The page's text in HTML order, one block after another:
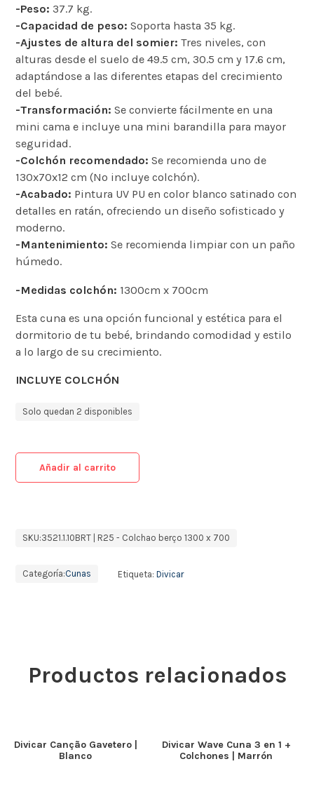
-Peso: 37.7 kg.​
-Capacidad de peso: Soporta hasta 35 kg.​
-Ajustes de altura del somier: Tres niveles, con
alturas desde el suelo de 49.5 cm, 30.5 cm y 17.6 cm,
adaptándose a las diferentes etapas del crecimiento
del bebé.​
-Transformación: Se convierte fácilmente en una
mini cama e incluye una mini barandilla para mayor
seguridad.​
-Colchón recomendado: Se recomienda uno de
130x70x12 cm (No incluye colchón).​
-Acabado: Pintura UV PU en color blanco satinado con
detalles en ratán, ofreciendo un diseño sofisticado y
moderno.​
-Mantenimiento: Se recomienda limpiar con un paño
húmedo.​
-Medidas colchón: 1300cm x 700cm
Esta cuna es una opción funcional y estética para el
dormitorio de tu bebé, brindando comodidad y estilo
a lo largo de su crecimiento.
INCLUYE COLCHÓN
Solo quedan 2 disponibles
Añadir al carrito
SKU:3521.1.10BRT | R25 - Colchao berço 1300 x 700
Categoría:Cunas Etiqueta: Divicar
Productos relacionados
Divicar Canção Gavetero |
Blanco
Divicar Wave Cuna 3 en 1 +
Colchones | Marrón